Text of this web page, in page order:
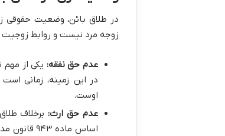
در طلاق بائن، وضعیت حقوقی
زوجه مرد نیست و روابط
عدم حق نفقه: یکی از مهم
در این زمینه، زمانی
اوست.
عدم حق ارث:برخلاف
اساس ماده ۹۴۳ قانون مدنی